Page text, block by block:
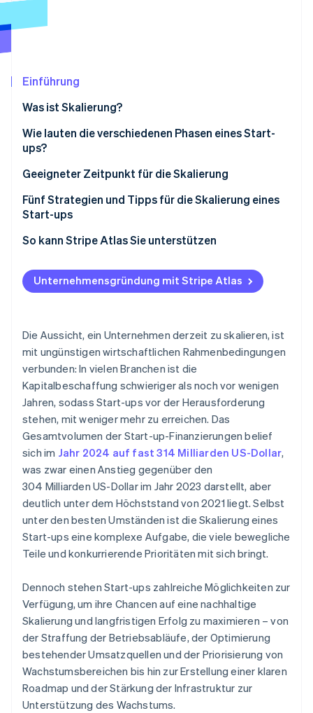
Betrugsprävention
Atlas
Online-Identitätsprüfung
Erfahren Sie, wie Stripe Lösungen für
Einführung
Was ist Skalierung?
Wie lauten die verschiedenen Phasen eines Start-
ups?
Geeigneter Zeitpunkt für die Skalierung
Zu überwachende Geschäftsbereiche
Externe Faktoren, die die Skalierung beeinflussen
Fünf Strategien und Tipps für die Skalierung eines
Start-ups
1. Frühzeitig und regelmäßig planen
2. Agilität kultivieren – auch in der Wachstumsphase
3. Abläufe optimieren
5. Mögliche Wachstumsbereiche priorisieren
So kann Stripe Atlas Sie unterstützen
Gründen mit Atlas
Zahlungen und Bankgeschäfte vor Erhalt der EIN
Automatische Einreichung des Steuereinbehalts
nach Artikel 83(b)
Erstklassige juristische Unternehmensdokumente
Ein Jahr Stripe Payments gratis, plus 50.000 $ in
Partnerguthaben
Unternehmensgründung mit Stripe Atlas
Die Aussicht, ein Unternehmen derzeit zu skalieren, ist
mit ungünstigen wirtschaftlichen Rahmenbedingungen
verbunden: In vielen Branchen ist die
Kapitalbeschaffung schwieriger als noch vor wenigen
Jahren, sodass Start-ups vor der Herausforderung
stehen, mit weniger mehr zu erreichen. Das
Gesamtvolumen der Start-up-Finanzierungen belief
sich im Jahr 2024 auf fast 314 Milliarden US-Dollar,
was zwar einen Anstieg gegenüber den
304 Milliarden US-Dollar im Jahr 2023 darstellt, aber
deutlich unter dem Höchststand von 2021 liegt. Selbst
unter den besten Umständen ist die Skalierung eines
Start-ups eine komplexe Aufgabe, die viele bewegliche
Teile und konkurrierende Prioritäten mit sich bringt.
Dennoch stehen Start-ups zahlreiche Möglichkeiten zur
Verfügung, um ihre Chancen auf eine nachhaltige
Skalierung und langfristigen Erfolg zu maximieren – von
der Straffung der Betriebsabläufe, der Optimierung
bestehender Umsatzquellen und der Priorisierung von
Wachstumsbereichen bis hin zur Erstellung einer klaren
Roadmap und der Stärkung der Infrastruktur zur
Unterstützung des Wachstums.